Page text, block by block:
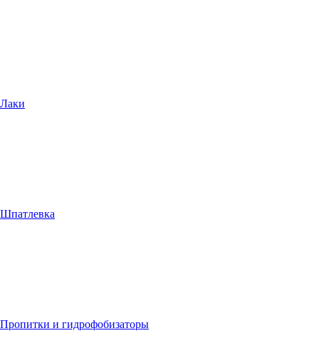
Лаки
Шпатлевка
Пропитки и гидрофобизаторы